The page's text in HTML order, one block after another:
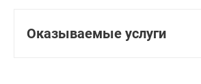
Оказываемые услуги